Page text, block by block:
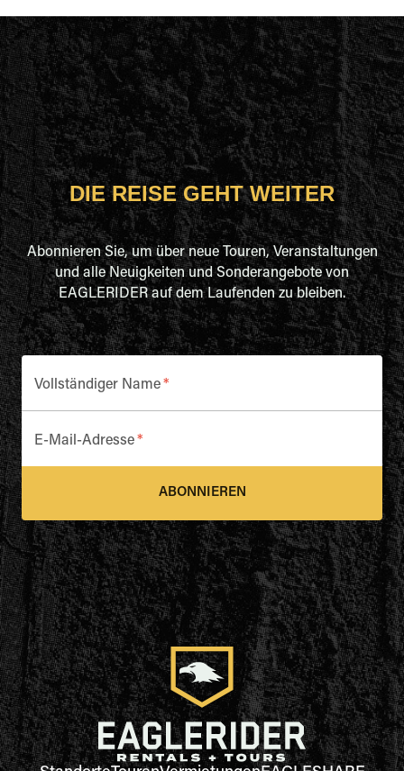
DIE REISE GEHT WEITER
Abonnieren Sie, um über neue Touren, Veranstaltungen
und alle Neuigkeiten und Sonderangebote von
EAGLERIDER auf dem Laufenden zu bleiben.
Vollständiger Name*
E-Mail-Adresse*
ABONNIEREN